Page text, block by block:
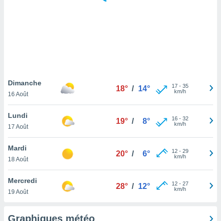
notre
que
et que
Dimanche
16 Août
18° / 14° 17- 35
km/h
Lundi
17 Août
19° / 8° 16- 32
km/h
Mardi
18 Août
20° / 6° 12- 29
km/h
Mercredi
19 Août
28° / 12° 12- 27
km/h
Graphiques météo